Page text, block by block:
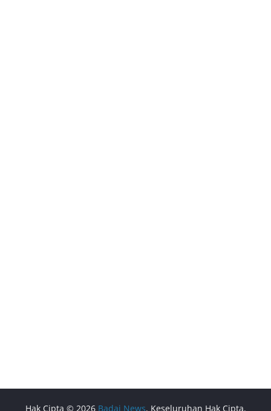
Hak Cipta © 2026 Badai News. Keseluruhan Hak Cipta.